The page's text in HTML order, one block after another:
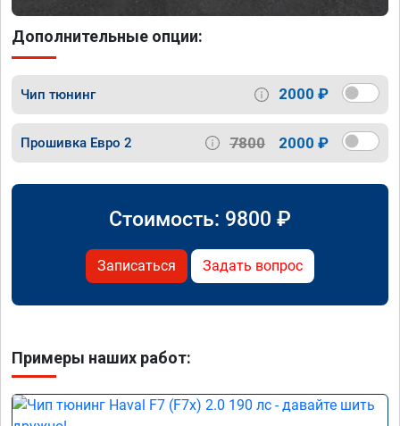
Дополнительные опции:
Чип тюнинг 2000 ₽
Прошивка Евро 2 7800 2000 ₽
Стоимость: 9800 ₽
Записаться Задать вопрос
Примеры наших работ: